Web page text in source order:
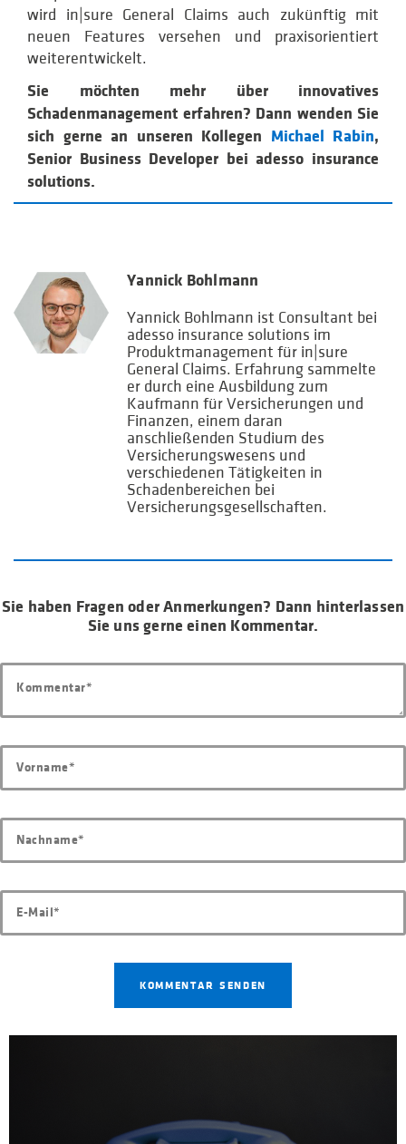
wird in|sure General Claims auch zukünftig mit
neuen Features versehen und praxisorientiert
weiterentwickelt.
Sie möchten mehr über innovatives
Schadenmanagement erfahren? Dann wenden Sie
sich gerne an unseren Kollegen Michael Rabin,
Senior Business Developer bei adesso insurance
solutions.
Yannick Bohlmann
Yannick Bohlmann ist Consultant bei
adesso insurance solutions im
Produktmanagement für in|sure
General Claims. Erfahrung sammelte
er durch eine Ausbildung zum
Kaufmann für Versicherungen und
Finanzen, einem daran
anschließenden Studium des
Versicherungswesens und
verschiedenen Tätigkeiten in
Schadenbereichen bei
Versicherungsgesellschaften.
Sie haben Fragen oder Anmerkungen? Dann hinterlassen
Sie uns gerne einen Kommentar.